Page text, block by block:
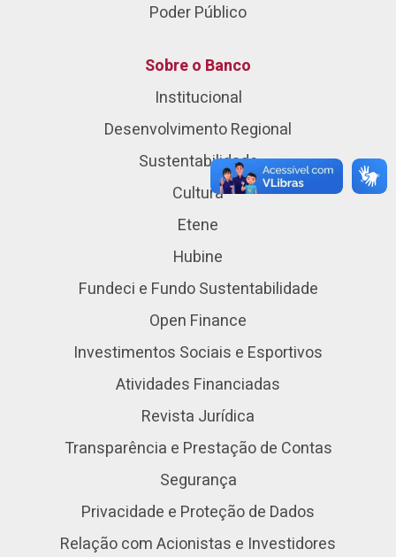
Poder Público
Sobre o Banco
Institucional
Desenvolvimento Regional
Sustentabilidade
Cultura
Etene
Hubine
Fundeci e Fundo Sustentabilidade
Open Finance
Investimentos Sociais e Esportivos
Atividades Financiadas
Revista Jurídica
Transparência e Prestação de Contas
Segurança
Privacidade e Proteção de Dados
Relação com Acionistas e Investidores